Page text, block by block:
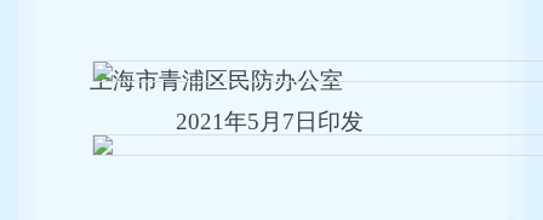
上海市青浦区民防办公室
2021年5月7日印发